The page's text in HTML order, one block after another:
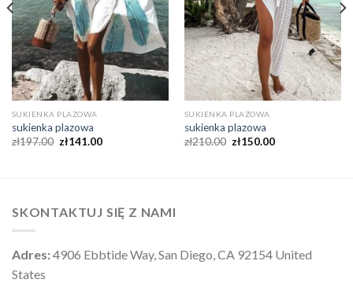
SUKIENKA PLAZOWA
sukienka plazowa
zł197.00 zł141.00
SUKIENKA PLAZOWA
sukienka plazowa
zł210.00 zł150.00
SKONTAKTUJ SIĘ Z NAMI
Adres:4906 Ebbtide Way, San Diego, CA 92154 United
States